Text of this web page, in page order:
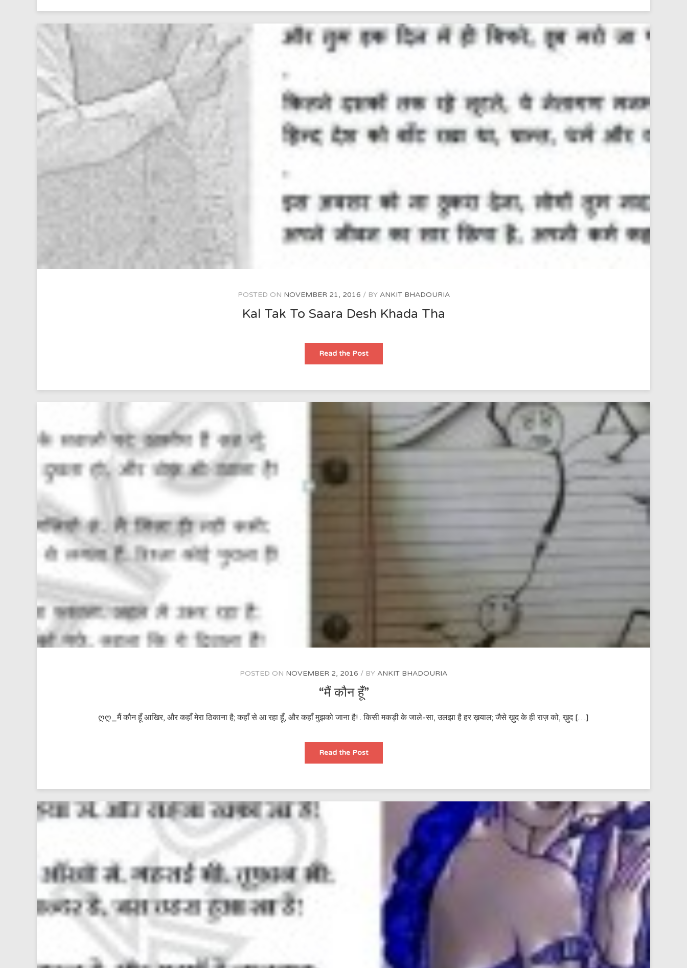
POSTED ON NOVEMBER 21, 2016 BY ANKIT BHADOURIA
Kal Tak To Saara Desh Khada Tha
Read the PostKal
To
Khada
POSTED ON NOVEMBER 2, 2016 BY ANKIT BHADOURIA
“मैं कौन हूँ”
ღღ_मैं कौन हूँ आखिर, और कहाँ मेरा ठिकाना है; कहाँ से आ रहा हूँ, और कहाँ मुझको जाना है! . किसी मकड़ी के जाले-सा, उलझा है हर ख़याल; जैसे ख़ुद के ही राज़ को, ख़ुद […]
Read the Post“मैं
हूँ”